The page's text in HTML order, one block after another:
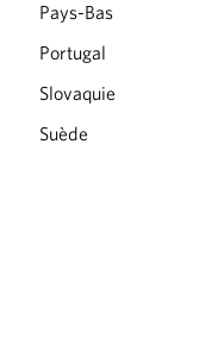
Pays-Bas
Portugal
Slovaquie
Suède